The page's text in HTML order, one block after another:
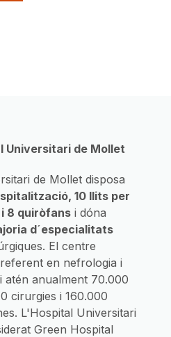
Universitari de Mollet
de Mollet disposa
10 llits per
8 quiròfans i dóna
d´especialitats
El centre
en nefrologia i
atén anualment 70.000
cirurgies i 160.000
L'Hospital Universitari
Green Hospital